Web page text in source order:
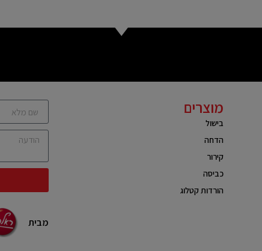
מוצרים
בישול
הדחה
קירור
כביסה
הורדות קטלוג
מבית